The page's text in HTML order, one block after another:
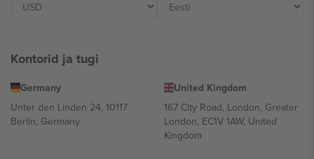
Kontorid ja tugi
Germany
Unter den Linden 24, 10117
Berlin, Germany
United Kingdom
167 City Road, London, Greater
London, EC1V 1AW, United
Kingdom